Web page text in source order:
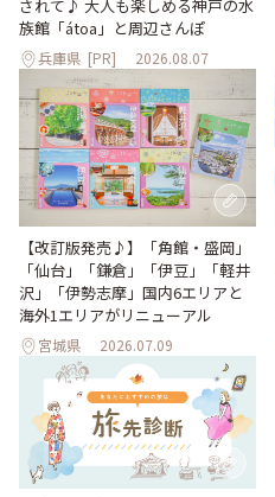
されて♪ 大人も楽しめる神戸の水
族館「átoa」と周辺さんぽ
兵庫県 [PR] 2026.08.07
【改訂版発売♪】「角館・盛岡」
「仙台」「鎌倉」「伊豆」「軽井
沢」「伊勢志摩」国内6エリアと
海外1エリアがリニューアル
宮城県 2026.07.09